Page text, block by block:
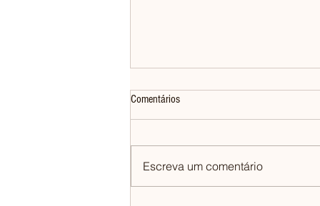
Comentários
Escreva um comentário